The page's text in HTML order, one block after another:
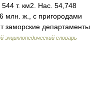
т. км2. Нас. 54,748
млн. ж., с пригородами
заморские департаменты
энциклопедический словарь